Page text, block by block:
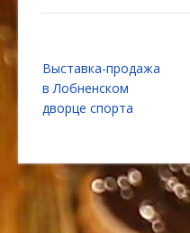
по
записям
Выставка-продажа
в Лобненском
дворце спорта